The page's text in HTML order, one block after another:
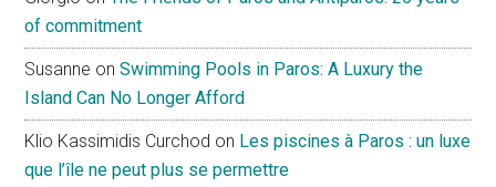
of commitment
Susanne onSwimming Pools in Paros: A Luxury the
Island Can No Longer Afford
Klio Kassimidis Curchod on Les piscines à Paros : un luxe
que l’île ne peut plus se permettre